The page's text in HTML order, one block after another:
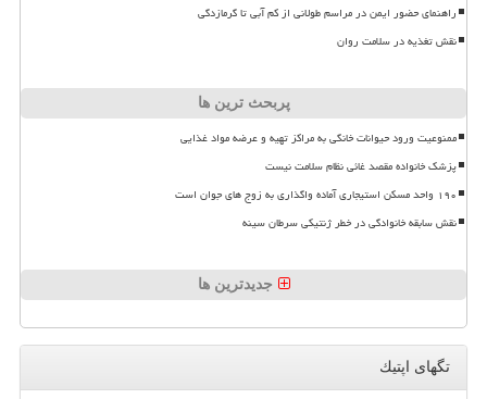
راهنمای حضور ایمن در مراسم طولانی از کم آبی تا گرمازدگی
نقش تغذیه در سلامت روان
پربحث ترین ها
ممنوعیت ورود حیوانات خانگی به مراکز تهیه و عرضه مواد غذایی
پزشک خانواده مقصد غائی نظام سلامت نیست
۱۹۰ واحد مسکن استیجاری آماده واگذاری به زوج های جوان است
نقش سابقه خانوادگی در خطر ژنتیکی سرطان سینه
جدیدترین ها
تگهای اپتیك